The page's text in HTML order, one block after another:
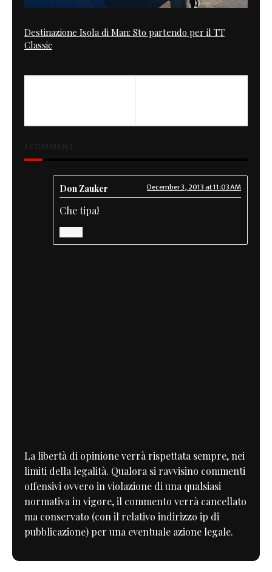
Destinazione Isola di Man: Sto partendo per il TT
Classic
Don Zauker December 3, 2013 at 11:03 AM
Che tipa!
La libertà di opinione verrà rispettata sempre, nei
limiti della legalità. Qualora si ravvisino commenti
offensivi ovvero in violazione di una qualsiasi
normativa in vigore, il commento verrà cancellato
ma conservato (con il relativo indirizzo ip di
pubblicazione) per una eventuale azione legale.